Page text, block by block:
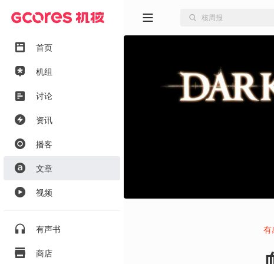
首页
机组
讨论
资讯
播客
文章
视频
有声书
商店
有